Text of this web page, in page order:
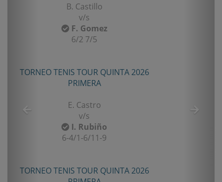
B. Castillo
v/s
F. Gomez
6/2 7/5
TORNEO TENIS TOUR QUINTA 2026
PRIMERA
E. Castro
v/s
I. Rubiño
6-4/1-6/11-9
TORNEO TENIS TOUR QUINTA 2026